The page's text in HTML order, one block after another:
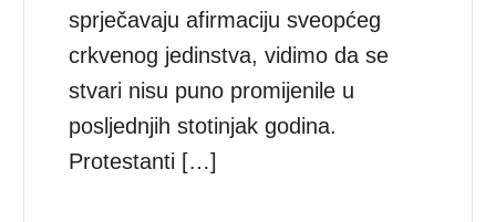
sprječavaju afirmaciju sveopćeg
crkvenog jedinstva, vidimo da se
stvari nisu puno promijenile u
posljednjih stotinjak godina.
Protestanti […]